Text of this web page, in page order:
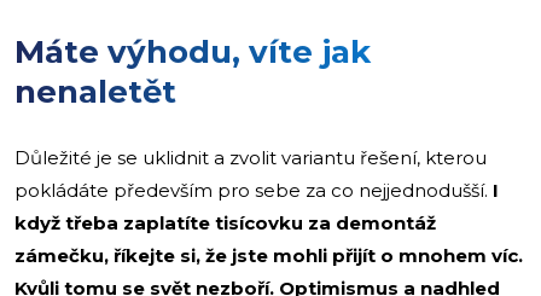
Máte výhodu, víte jak
nenaletět
Důležité je se uklidnit a zvolit variantu řešení, kterou
pokládáte především pro sebe za co nejjednodušší. I
když třeba zaplatíte tisícovku za demontáž
zámečku, říkejte si, že jste mohli přijít o mnohem víc.
Kvůli tomu se svět nezboří. Optimismus a nadhled